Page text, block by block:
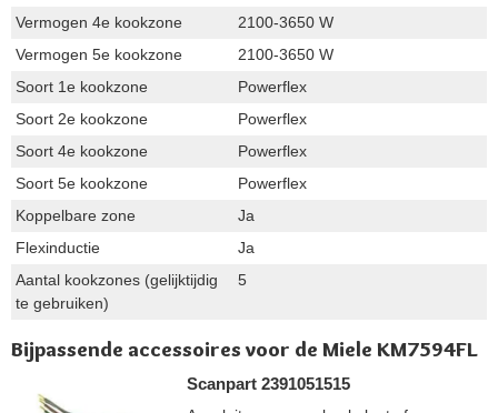
Vermogen 4e kookzone
2100-3650 W
Vermogen 5e kookzone
2100-3650 W
Soort 1e kookzone
Powerflex
Soort 2e kookzone
Powerflex
Soort 4e kookzone
Powerflex
Soort 5e kookzone
Powerflex
Koppelbare zone
Ja
Flexinductie
Ja
Aantal kookzones (gelijktijdig
te gebruiken)
5
Bijpassende accessoires voor de Miele KM7594FL
Scanpart 2391051515